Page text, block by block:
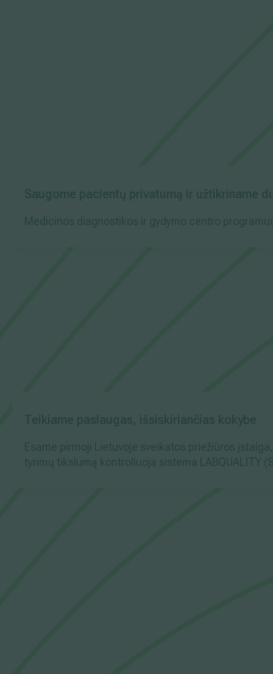
Saugome pacientų privatumą ir užtikriname
Medicinos diagnostikos ir gydymo centro
Teikiame paslaugas, išsiskiriančias kokybe
Esame pirmoji Lietuvoje sveikatos priežiūros
tyrimų tikslumą kontroliuoja sistema